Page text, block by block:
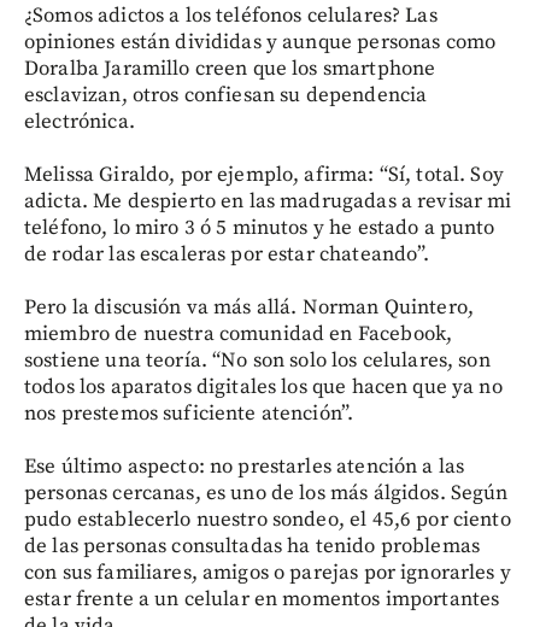
¿Somos adictos a los teléfonos celulares? Las
opiniones están divididas y aunque personas como
Doralba Jaramillo creen que los smartphone
esclavizan, otros confiesan su dependencia
electrónica.
Melissa Giraldo, por ejemplo, afirma: “Sí, total. Soy
adicta. Me despierto en las madrugadas a revisar mi
teléfono, lo miro 3 ó 5 minutos y he estado a punto
de rodar las escaleras por estar chateando”.
Pero la discusión va más allá. Norman Quintero,
miembro de nuestra comunidad en Facebook,
sostiene una teoría. “No son solo los celulares, son
todos los aparatos digitales los que hacen que ya no
nos prestemos suficiente atención”.
Ese último aspecto: no prestarles atención a las
personas cercanas, es uno de los más álgidos. Según
pudo establecerlo nuestro sondeo, el 45,6 por ciento
de las personas consultadas ha tenido problemas
con sus familiares, amigos o parejas por ignorarles y
estar frente a un celular en momentos importantes